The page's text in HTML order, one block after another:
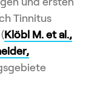
Tinnitus
Klöbl M. et al.,